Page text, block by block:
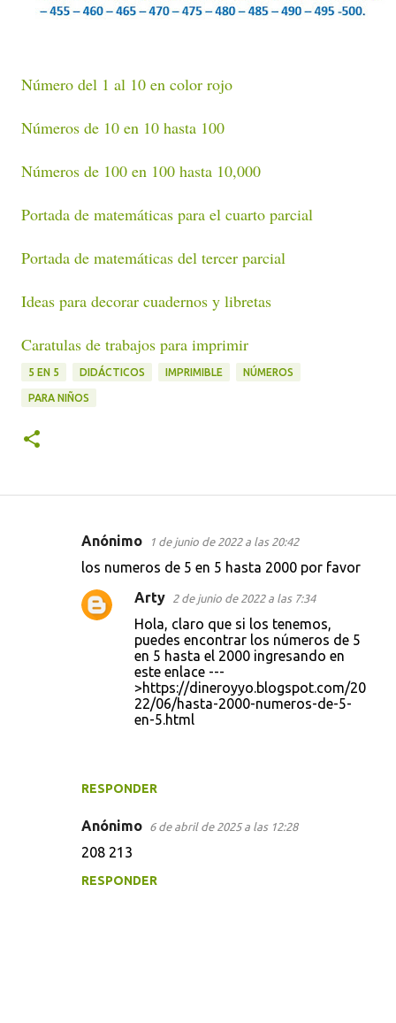
Número del 1 al 10 en color rojo
Números de 10 en 10 hasta 100
Números de 100 en 100 hasta 10,000
Portada de matemáticas para el cuarto parcial
Portada de matemáticas del tercer parcial
Ideas para decorar cuadernos y libretas
Caratulas de trabajos para imprimir
5 EN 5 DIDÁCTICOS IMPRIMIBLE NÚMEROS
PARA NIÑOS
Anónimo 1 de junio de 2022 a las 20:42
los numeros de 5 en 5 hasta 2000 por favor
RESPONDER
Arty 2 de junio de 2022 a las 7:34
Hola, claro que si los tenemos,
puedes encontrar los números de 5
en 5 hasta el 2000 ingresando en
este enlace ---
>https://dineroyyo.blogspot.com/20
22/06/hasta-2000-numeros-de-5-
en-5.html
Anónimo 6 de abril de 2025 a las 12:28
208 213
RESPONDER